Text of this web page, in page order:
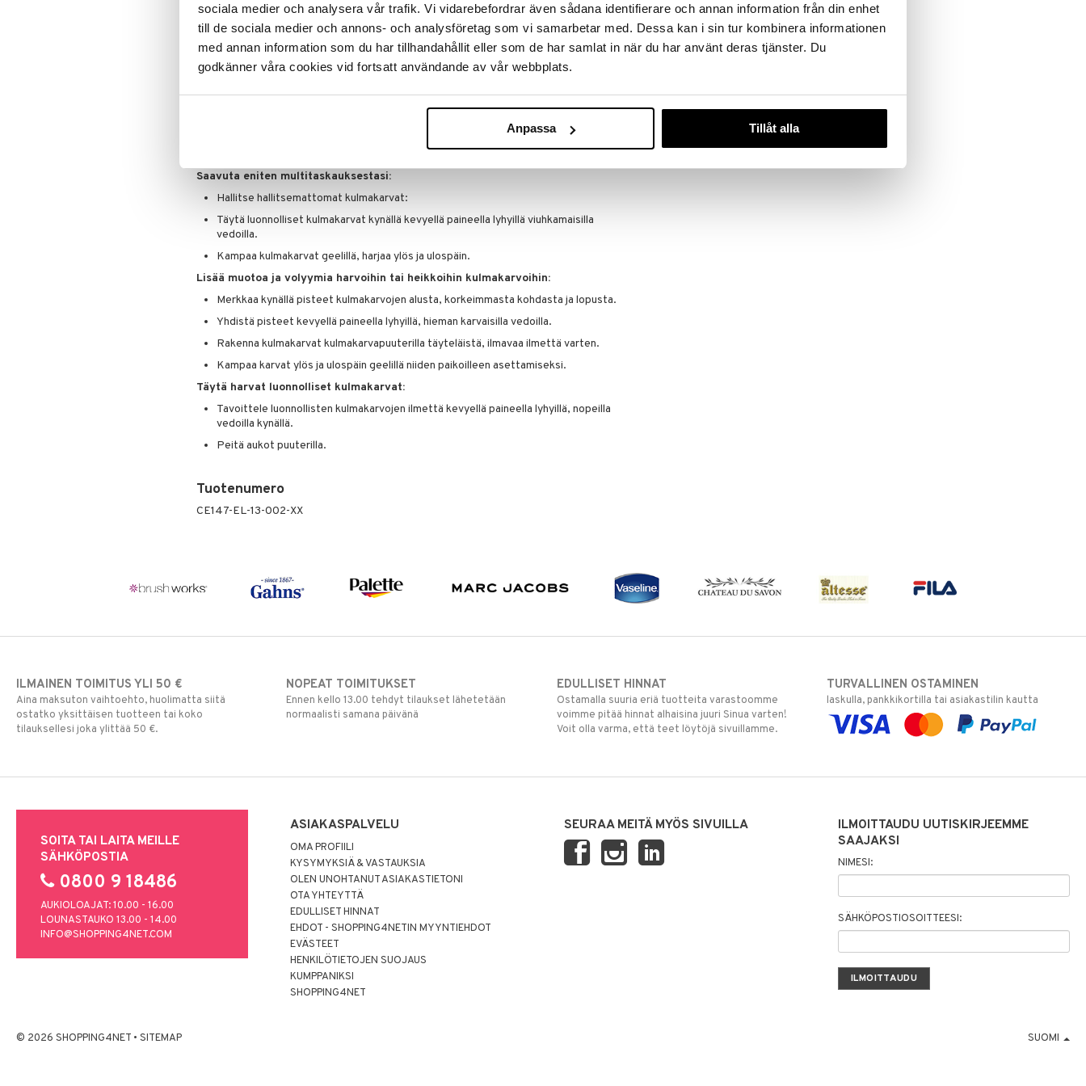
sociala medier och analysera vår trafik. Vi vidarebefordrar även sådana identifierare och annan information från din enhet
till de sociala medier och annons- och analysföretag som vi samarbetar med. Dessa kan i sin tur kombinera informationen
med annan information som du har tillhandahållit eller som de har samlat in när du har använt deras tjänster. Du
godkänner våra cookies vid fortsatt användande av vår webbplats.
Anpassa Tillåt alla
ei hilseile. Valmistettu luonnollisesti johdetusta** kastanjaöljystä. - 92% piti tuotetta
helppona hallita levityksen aikana.* Kynä teroitetaan helposti tavallisella
kynänteroittimella (teroitinta ei sisälly). *Kuluttajatestaus 119 naisella tuotteen
käytön jälkeen 1 viikon ajan. **ISO-standardin 16128 mukaisesti. Kasvipohjaisia, ei-
petroliin perustuvia mineraaleja ja/tai vettä.
Kun käytät kynää, käännä sitä vain vähän ylös välttääksesi sen katkeamisen.
Jätä noin 1 mm näkyviin, niin että kynä on tuskin näkyvissä kärjestä.
Saavuta eniten multitaskauksestasi:
Hallitse hallitsemattomat kulmakarvat:
Täytä luonnolliset kulmakarvat kynällä kevyellä paineella lyhyillä viuhkamaisilla
vedoilla.
Kampaa kulmakarvat geelillä, harjaa ylös ja ulospäin.
Lisää muotoa ja volyymia harvoihin tai heikkoihin kulmakarvoihin:
Merkkaa kynällä pisteet kulmakarvojen alusta, korkeimmasta kohdasta ja lopusta.
Yhdistä pisteet kevyellä paineella lyhyillä, hieman karvaisilla vedoilla.
Rakenna kulmakarvat kulmakarvapuuterilla täyteläistä, ilmavaa ilmettä varten.
Kampaa karvat ylös ja ulospäin geelillä niiden paikoilleen asettamiseksi.
Täytä harvat luonnolliset kulmakarvat:
Tavoittele luonnollisten kulmakarvojen ilmettä kevyellä paineella lyhyillä, nopeilla
vedoilla kynällä.
Peitä aukot puuterilla.
Tuotenumero
CE147-EL-13-002-XX
ILMAINEN TOIMITUS YLI 50 €
Aina maksuton vaihtoehto, huolimatta siitä
ostatko yksittäisen tuotteen tai koko
tilauksellesi joka ylittää 50 €.
NOPEAT TOIMITUKSET
Ennen kello 13.00 tehdyt tilaukset lähetetään
normaalisti samana päivänä
EDULLISET HINNAT
Ostamalla suuria eriä tuotteita varastoomme
voimme pitää hinnat alhaisina juuri Sinua varten!
Voit olla varma, että teet löytöjä sivuillamme.
TURVALLINEN OSTAMINEN
laskulla, pankkikortilla tai asiakastilin kautta
SOITA TAI LAITA MEILLE
SÄHKÖPOSTIA
0800 9 18486
AUKIOLOAJAT: 10.00 - 16.00
LOUNASTAUKO 13.00 - 14.00
INFO@SHOPPING4NET.COM
ASIAKASPALVELU
OMA PROFIILI
KYSYMYKSIÄ & VASTAUKSIA
OLEN UNOHTANUT ASIAKASTIETONI
OTA YHTEYTTÄ
EDULLISET HINNAT
EHDOT - SHOPPING4NETIN MYYNTIEHDOT
EVÄSTEET
HENKILÖTIETOJEN SUOJAUS
KUMPPANIKSI
SHOPPING4NET
SEURAA MEITÄ MYÖS SIVUILLA
ILMOITTAUDU UUTISKIRJEEMME
SAAJAKSI
NIMESI:
SÄHKÖPOSTIOSOITTEESI:
© 2026 SHOPPING4NET • SITEMAP SUOMI